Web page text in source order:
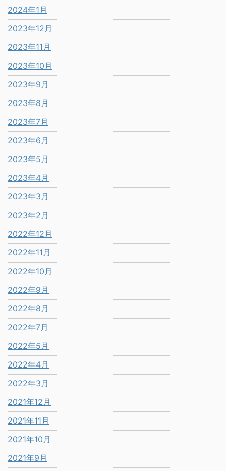
2024年1月
2023年12月
2023年11月
2023年10月
2023年9月
2023年8月
2023年7月
2023年6月
2023年5月
2023年4月
2023年3月
2023年2月
2022年12月
2022年11月
2022年10月
2022年9月
2022年8月
2022年7月
2022年5月
2022年4月
2022年3月
2021年12月
2021年11月
2021年10月
2021年9月